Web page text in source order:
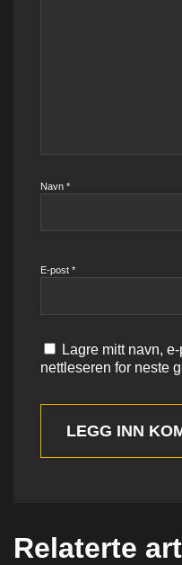
Navn *
E-post *
Lagre mitt navn,
nettleseren for neste
LEGG INN
Relaterte